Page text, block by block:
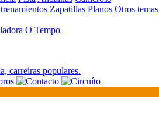
Zapatillas Planos Otros temas
O Tempo